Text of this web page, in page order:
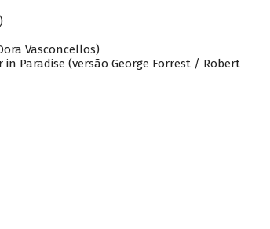
Vasconcellos)
Paradise (versão George Forrest / Robert